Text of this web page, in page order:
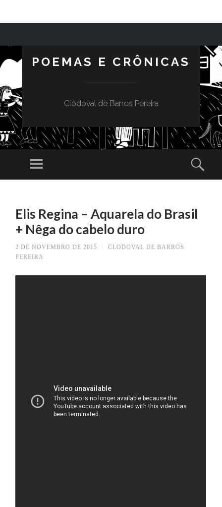
POEMAS E CRÔNICAS
Clodoval de Barros Pereira
Menu
Elis Regina – Aquarela do Brasil
+ Nêga do cabelo duro
2 DE NOVEMBRO DE 2015
CLODOVAL DE BARROS
PEREIRA